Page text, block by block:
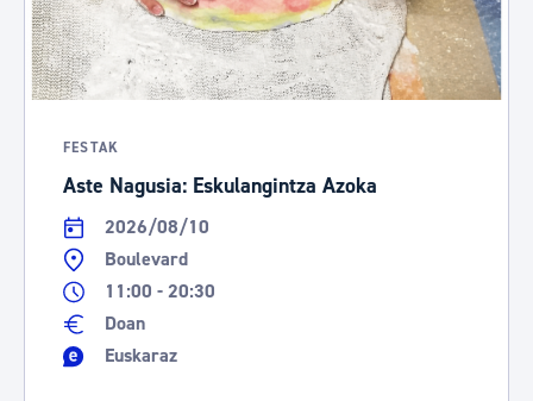
FESTAK
Aste Nagusia: Eskulangintza Azoka
2026/08/10
Boulevard
11:00 - 20:30
Doan
Euskaraz